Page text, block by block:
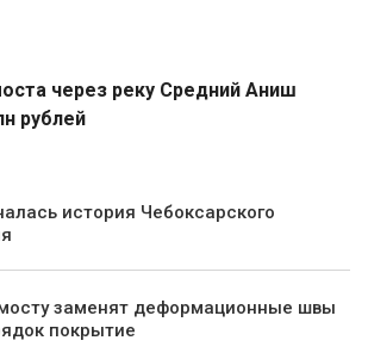
через реку Средний Аниш
рублей
история Чебоксарского
заменят деформационные швы
покрытие